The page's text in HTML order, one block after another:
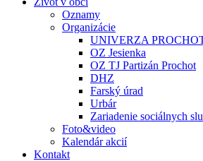
Oznamy
Organizácie
UNIVERZA
OZ Jesienka
OZ TJ Partizán Prochot
DHZ
Farský úrad
Urbár
Zariadenie sociálnych
Foto&video
Kalendár akcií
Kontakt